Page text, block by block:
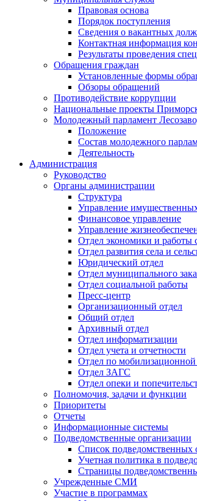
Правовая основа
Порядок поступления
Сведения о вакантных
Контактная информация
Результаты проведения
Обращения граждан
Установленные формы
Обзоры обращений
Противодействие коррупции
Национальные проекты
Молодежный парламент
Положение
Состав молодежного
Деятельность
Администрация
Руководство
Органы администрации
Структура
Управление
Финансовое управление
Управление
Отдел экономики и работы
Отдел развития села и
Юридический отдел
Отдел муниципального
Отдел социальной работы
Пресс-центр
Организационный отдел
Общий отдел
Архивный отдел
Отдел информатизации
Отдел учета и отчетности
Отдел по мобилизационной
Отдел ЗАГС
Отдел опеки и
Полномочия, задачи и функции
Приоритеты
Отчеты
Информационные системы
Подведомственные организации
Список подведомственных
Учетная политика в
Страницы
Учрежденные СМИ
Участие в программах